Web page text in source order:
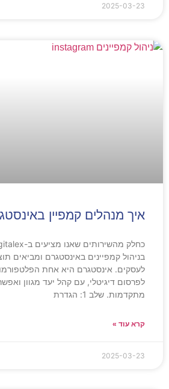
2025-03-23
איך מנהלים קמפיין
בניהול קמפיינים באינסטגרם ומביאים
לעסקים. אינסטגרם היא אחת
לפרסום דיגיטלי, עם קהל יעד מגוון
מתקדמות. שלב 1: הגדרת
קרא עוד »
2025-03-23